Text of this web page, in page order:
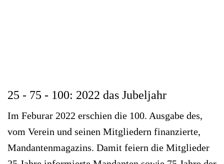
25 - 75 - 100: 2022 das Jubeljahr
Im Feburar 2022 erschien die 100. Ausgabe des,
vom Verein und seinen Mitgliedern finanzierte,
Mandantenmagazins. Damit feiern die Mitglieder